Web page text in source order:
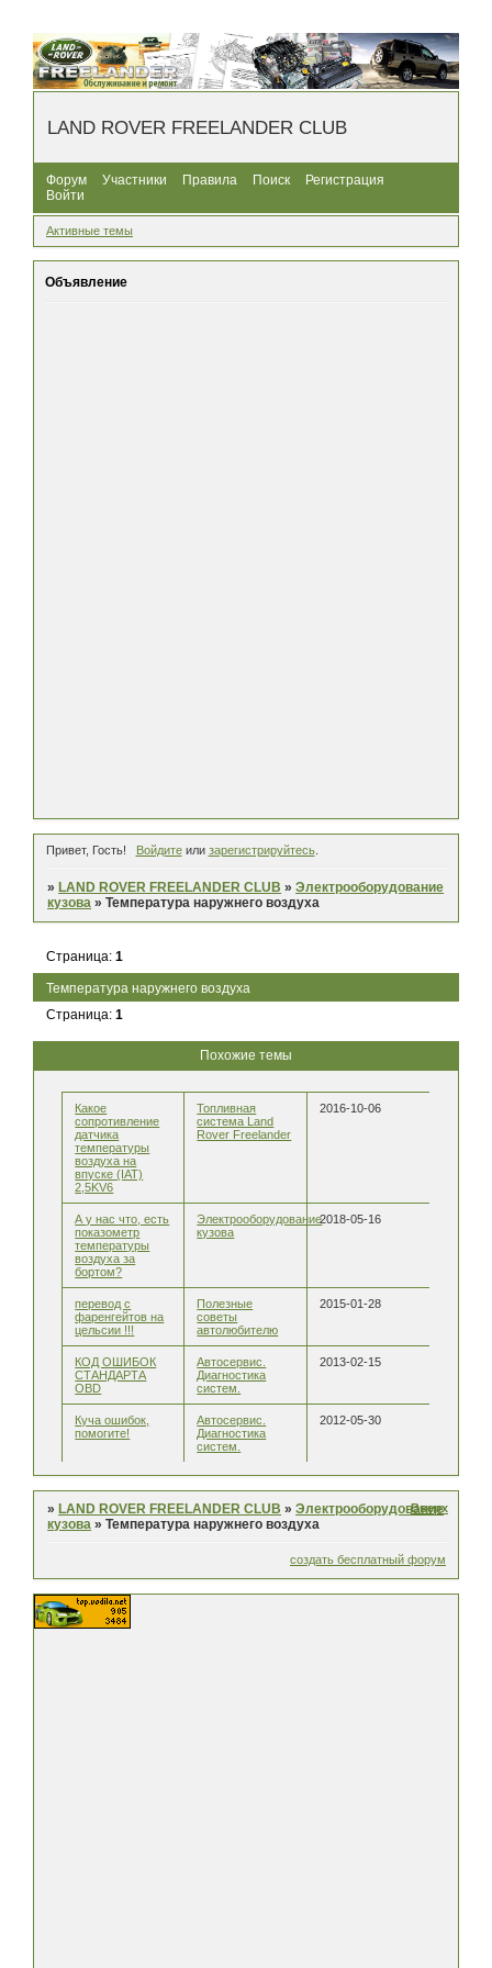
LAND ROVER FREELANDER CLUB
Форум Участники Правила Поиск
Регистрация
Войти
Активные темы
Объявление
Привет, Гость! Войдитеили зарегистрируйтесь.
» LAND ROVER FREELANDER CLUB »Электрооборудование
кузова »Температура наружнего воздуха
Температура наружнего воздуха
Страница:1
Страница:1
Похожие темы
Какое
сопротивление
датчика
температуры
воздуха на
впуске (IAT)
2,5KV6
Топливная
система Land
Rover Freelander
2016-10-06
А у нас что, есть
показометр
температуры
воздуха за
бортом?
Электрооборудование
кузова
2018-05-16
перевод с
фаренгейтов на
цельсии !!!
Полезные
советы
автолюбителю
2015-01-28
КОД ОШИБОК
СТАНДАРТА
OBD
Автосервис.
Диагностика
систем.
2013-02-15
Куча ошибок,
помогите!
Автосервис.
Диагностика
систем.
2012-05-30
» LAND ROVER FREELANDER CLUB »Электрооборудование
кузова »Температура наружнего воздуха
Вверх
создать бесплатный форум